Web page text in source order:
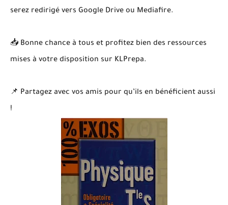
serez redirigé vers Google Drive ou Mediafire.
📥 Bonne chance à tous et profitez bien des ressources
mises à votre disposition sur KLPrepa.
📌 Partagez avec vos amis pour qu’ils en bénéficient aussi
!